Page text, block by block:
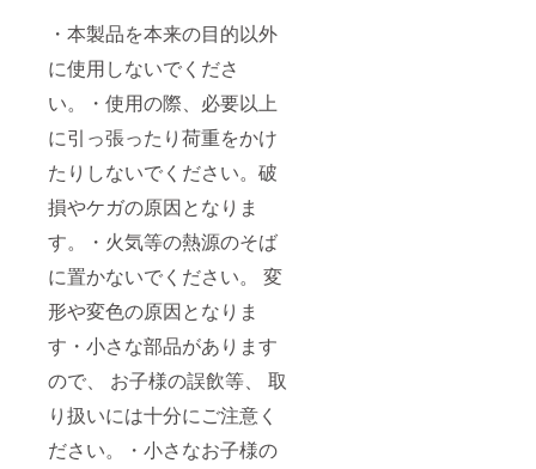
・本製品を本来の目的以外
に使用しないでくださ
い。・使用の際、必要以上
に引っ張ったり荷重をかけ
たりしないでください。破
損やケガの原因となりま
す。・火気等の熱源のそば
に置かないでください。 変
形や変色の原因となりま
す・小さな部品があります
ので、 お子様の誤飲等、 取
り扱いには十分にご注意く
ださい。・小さなお子様の